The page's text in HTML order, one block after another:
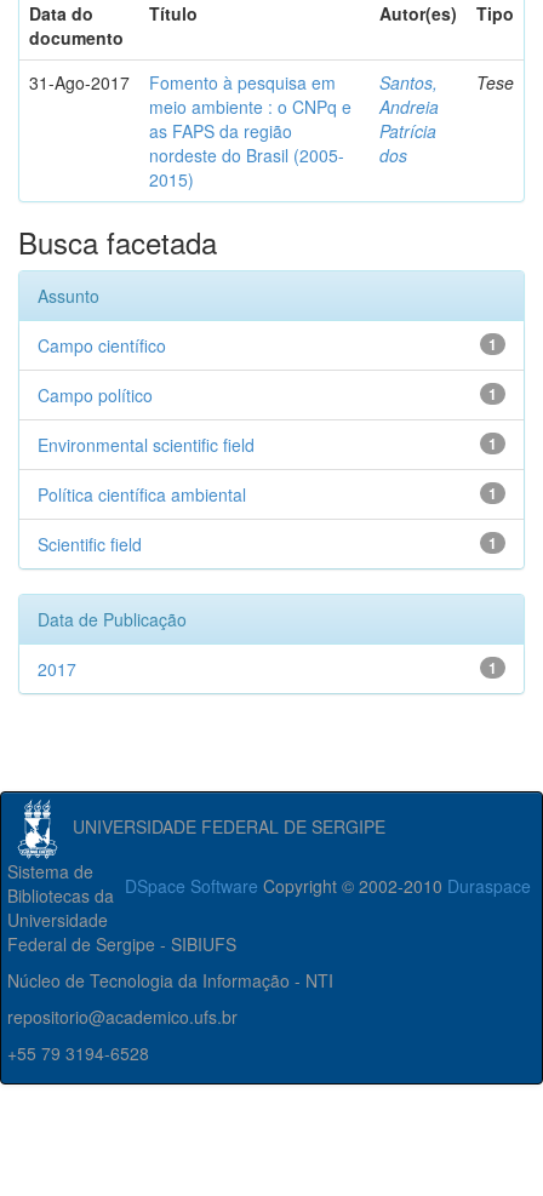
Data do
documento
Título Autor(es) Tipo
31-Ago-2017
Fomento à pesquisa em
meio ambiente : o CNPq e
as FAPS da região
nordeste do Brasil (2005-
2015)
Santos,
Andreia
Patrícia
dos
Tese
Busca facetada
Assunto
1
Campo científico
1
Campo político
1
Environmental scientific field
1
Política científica ambiental
1
Scientific field
Data de Publicação
1
2017
UNIVERSIDADE FEDERAL DE SERGIPE
DSpace Software Copyright © 2002-2010 Duraspace
Sistema de
Bibliotecas da
Universidade
Federal de Sergipe - SIBIUFS
Núcleo de Tecnologia da Informação - NTI
repositorio@academico.ufs.br
+55 79 3194-6528